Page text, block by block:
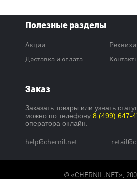
Полезные разделы
Акции
Доставка и оплата
Заказ
Заказать товары или узнать
можно по телефону8 (499) 647-
оператора онлайн.
help@chernil.net
© «CHERNIL.NET»,